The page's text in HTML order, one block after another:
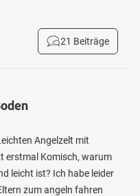
21 Beiträge
Angelzelt mit
erstmal Komisch, warum
leicht ist? Ich habe leider
zum angeln fahren